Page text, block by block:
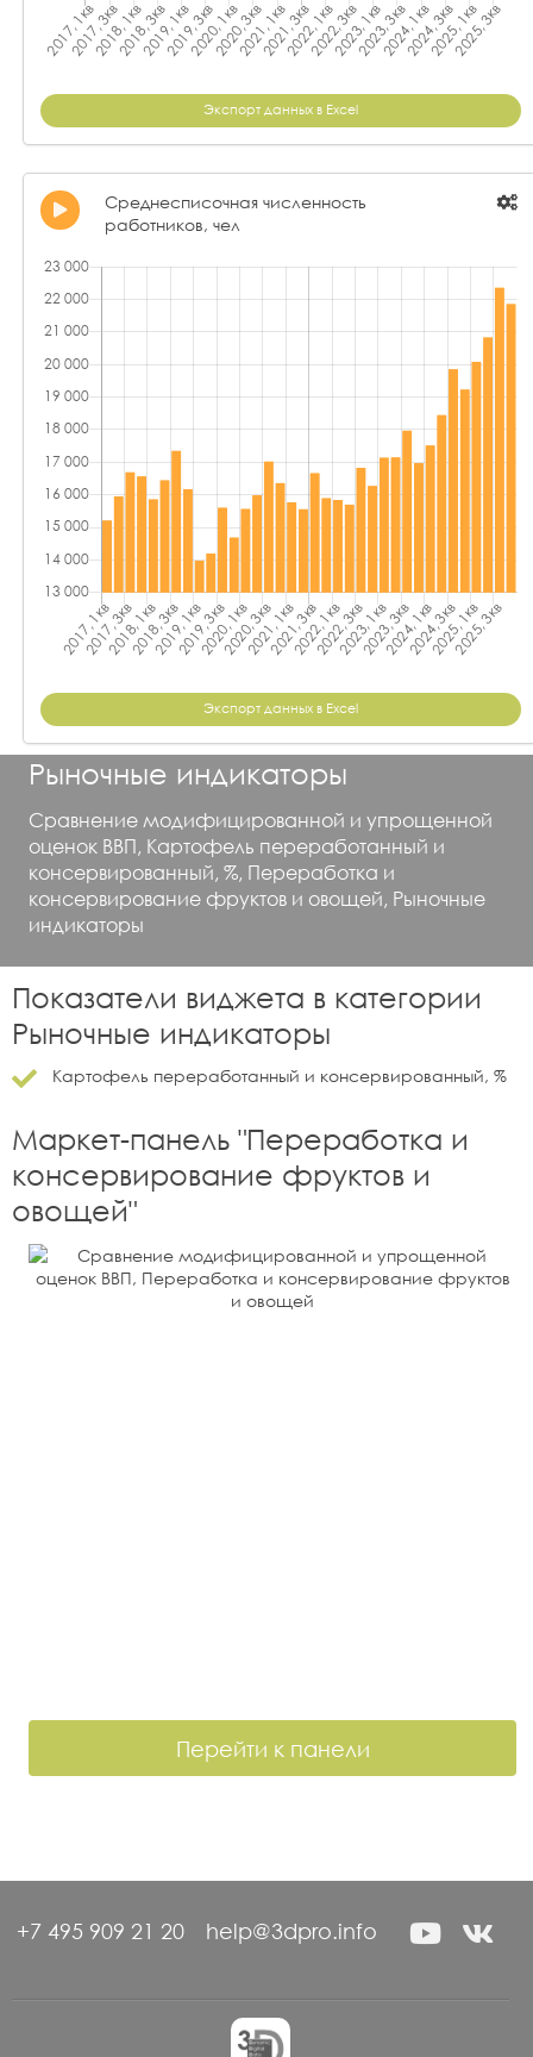
Экспорт данных в Excel
Среднесписочная численность
работников, чел
Экспорт данных в Excel
Рыночные индикаторы
Сравнение модифицированной и упрощенной
оценок ВВП, Картофель переработанный и
консервированный, %, Переработка и
консервирование фруктов и овощей, Рыночные
индикаторы
Показатели виджета в категории
Рыночные индикаторы
Картофель переработанный и консервированный, %
Маркет-панель "Переработка и
консервирование фруктов и
овощей"
Перейти к панели
+7 495 909 21 20 help@3dpro.info